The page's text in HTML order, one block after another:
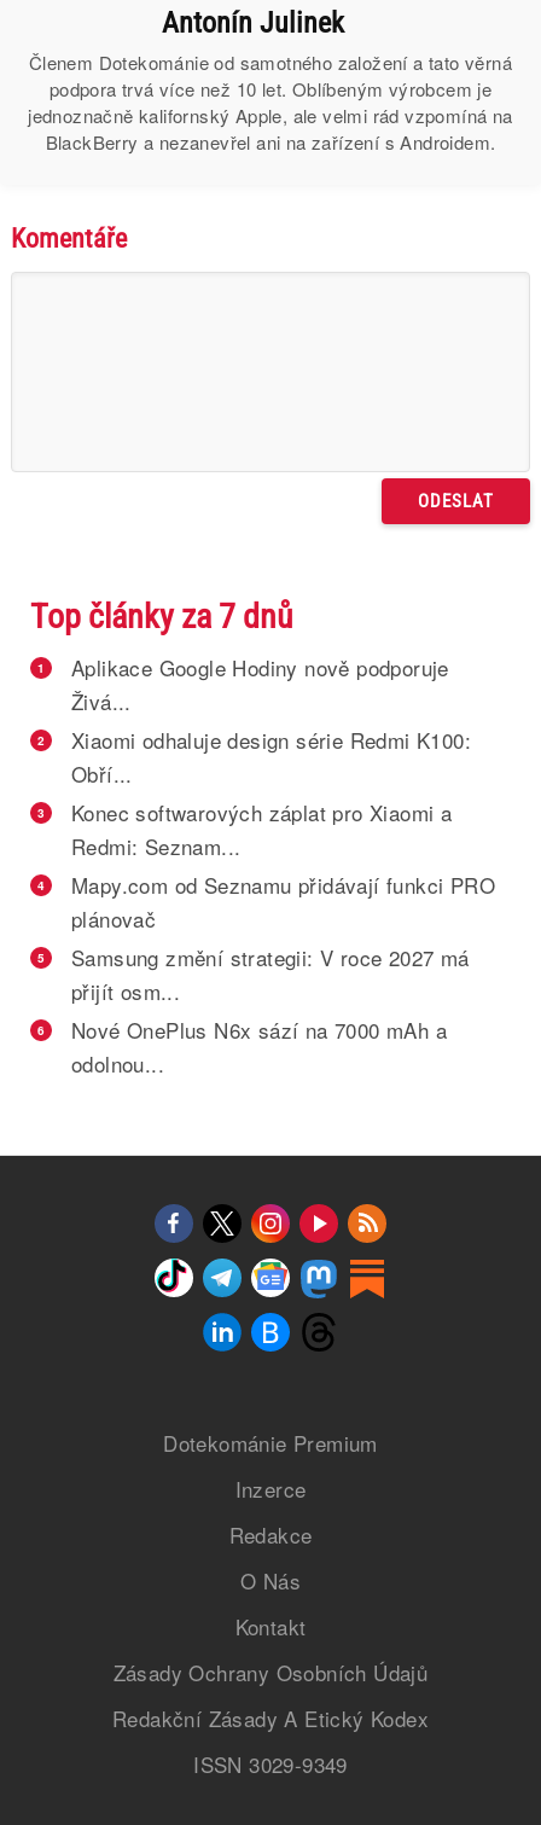
Antonín Julinek
Členem Dotekománie od samotného založení a tato věrná
podpora trvá více než 10 let. Oblíbeným výrobcem je
jednoznačně kalifornský Apple, ale velmi rád vzpomíná na
BlackBerry a nezanevřel ani na zařízení s Androidem.
Komentáře
Top články za 7 dnů
1
Aplikace Google Hodiny nově podporuje
Živá...
2
Xiaomi odhaluje design série Redmi K100:
Obří...
3
Konec softwarových záplat pro Xiaomi a
Redmi: Seznam...
4
Mapy.com od Seznamu přidávají funkci PRO
plánovač
5
Samsung změní strategii: V roce 2027 má
přijít osm...
6
Nové OnePlus N6x sází na 7000 mAh a
odolnou...
Dotekománie Premium
Inzerce
Redakce
O Nás
Kontakt
Zásady Ochrany Osobních Údajů
Redakční Zásady A Etický Kodex
ISSN 3029-9349